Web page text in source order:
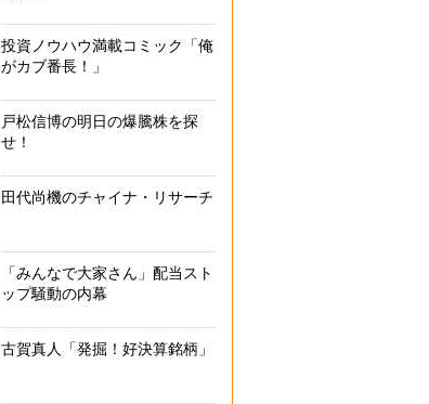
投資ノウハウ満載コミック「俺
がカブ番長！」
戸松信博の明日の爆騰株を探
せ！
田代尚機のチャイナ・リサーチ
「みんなで大家さん」配当スト
ップ騒動の内幕
古賀真人「発掘！好決算銘柄」